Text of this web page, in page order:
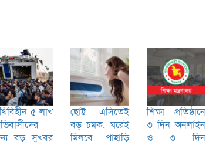
৫ লাখ
বড় সুখবর
ছোট্ট এসিতেই
বড় চমক, ঘরেই
মিলবে পাহাড়ি
শিক্ষা প্রতিষ্ঠানে
৩ দিন অনলাইন
ও ৩ দিন